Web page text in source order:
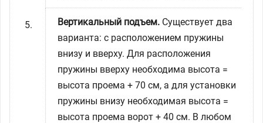
Вертикальный подъем. Существует два
варианта: с расположением пружины
внизу и вверху. Для расположения
пружины вверху необходима высота =
высота проема + 70 см, а для установки
пружины внизу необходимая высота =
высота проема ворот + 40 см. В любом